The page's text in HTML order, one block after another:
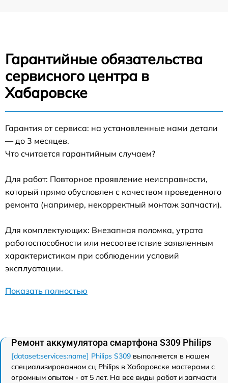
Гарантийные обязательства
сервисного центра в
Хабаровске
Гарантия от сервиса: на установленные нами детали
— до 3 месяцев.
Что считается гарантийным случаем?
Для работ: Повторное проявление неисправности,
который прямо обусловлен с качеством проведенного
ремонта (например, некорректный монтаж запчасти).
Для комплектующих: Внезапная поломка, утрата
работоспособности или несоответствие заявленным
характеристикам при соблюдении условий
эксплуатации.
Показать полностью
Ремонт аккумулятора смартфона S309 Philips
[dataset:services:name] Philips S309 выполняется в нашем
специализированном сц Philips в Хабаровске мастерами с
огромным опытом - от 5 лет. На все виды работ и запчасти